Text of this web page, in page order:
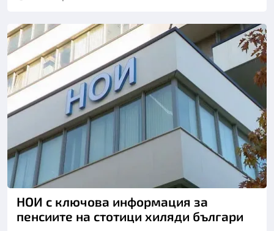
Снимка: бТВ
НОИ с ключова информация за
пенсиите на стотици хиляди българи